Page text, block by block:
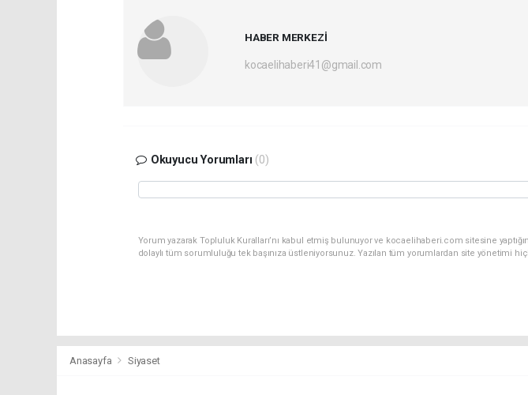
HABER MERKEZİ
kocaelihaberi41@gmail.com
Okuyucu Yorumları (0)
Yorum yazarak Topluluk Kuralları’nı kabul etmiş bulunuyor ve kocaelihaberi.com sitesine
dolaylı tüm sorumluluğu tek başınıza üstleniyorsunuz. Yazılan tüm yorumlardan site yönetimi
Anasayfa Siyaset